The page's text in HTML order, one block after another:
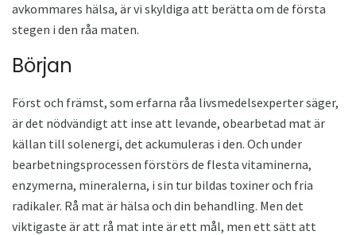
avkommares hälsa, är vi skyldiga att berätta om de första
stegen i den råa maten.
Början
Först och främst, som erfarna råa livsmedelsexperter säger,
är det nödvändigt att inse att levande, obearbetad mat är
källan till solenergi, det ackumuleras i den. Och under
bearbetningsprocessen förstörs de flesta vitaminerna,
enzymerna, mineralerna, i sin tur bildas toxiner och fria
radikaler. Rå mat är hälsa och din behandling. Men det
viktigaste är att rå mat inte är ett mål, men ett sätt att